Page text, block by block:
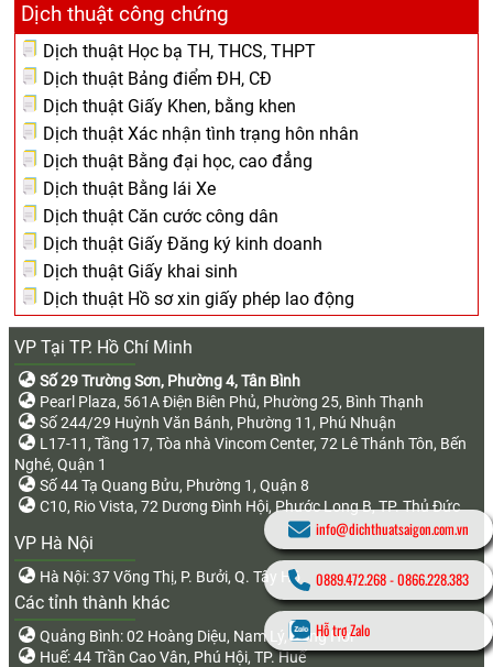
Dịch thuật công chứng
Dịch thuật Học bạ TH, THCS, THPT
Dịch thuật Bảng điểm ĐH, CĐ
Dịch thuật Giấy Khen, bằng khen
Dịch thuật Xác nhận tình trạng hôn nhân
Dịch thuật Bằng đại học, cao đẳng
Dịch thuật Bằng lái Xe
Dịch thuật Căn cước công dân
Dịch thuật Giấy Đăng ký kinh doanh
Dịch thuật Giấy khai sinh
Dịch thuật Hồ sơ xin giấy phép lao động
VP Tại TP. Hồ Chí Minh
Số 29 Trường Sơn, Phường 4, Tân Bình
Pearl Plaza, 561A Điện Biên Phủ, Phường 25, Bình Thạnh
Số 244/29 Huỳnh Văn Bánh, Phường 11, Phú Nhuận
L17-11, Tầng 17, Tòa nhà Vincom Center, 72 Lê Thánh Tôn, Bến
Nghé, Quận 1
Số 44 Tạ Quang Bửu, Phường 1, Quận 8
C10, Rio Vista, 72 Dương Đình Hội, Phước Long B, TP. Thủ Đức
VP Hà Nội
Hà Nội: 37 Võng Thị, P. Bưởi, Q. Tây Hồ
Các tỉnh thành khác
Quảng Bình: 02 Hoàng Diệu, Nam Lý, Đồng Hới
Huế: 44 Trần Cao Vân, Phú Hội, TP. Huế
info@dichthuatsaigon.com.vn
0889.472.268-0866.228.383
Hỗ trợ Zalo